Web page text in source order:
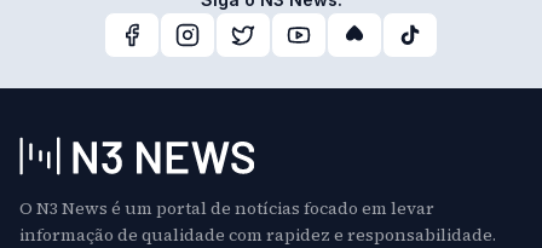
O N3 News é um portal de notícias focado em levar
informação de qualidade com rapidez e responsabilidade.